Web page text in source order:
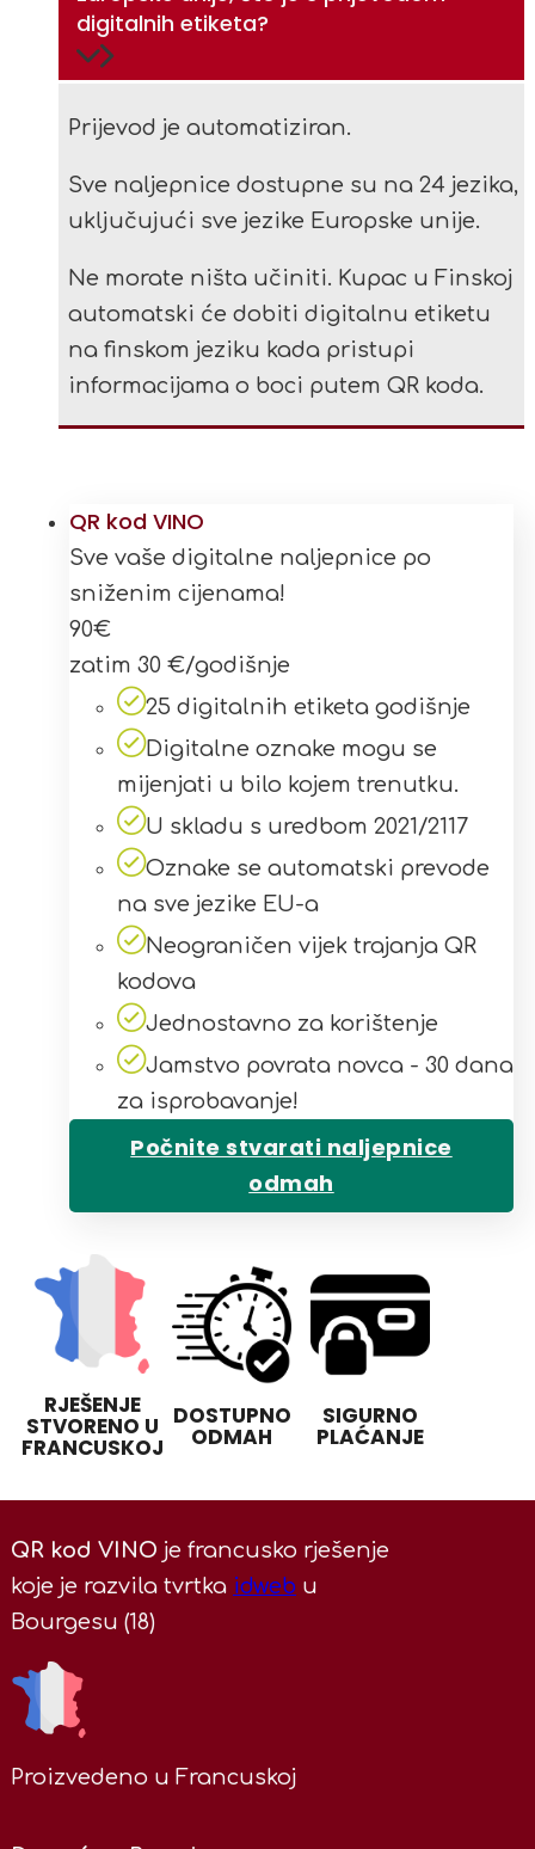
digitalnih etiketa?
Prijevod je automatiziran.
Sve naljepnice dostupne su na 24 jezika,
uključujući sve jezike Europske unije.
Ne morate ništa učiniti. Kupac u Finskoj
automatski će dobiti digitalnu etiketu
na finskom jeziku kada pristupi
informacijama o boci putem QR koda.
QR kod VINO
Sve vaše digitalne naljepnice po
sniženim cijenama!
90€
zatim 30 €/godišnje
25 digitalnih etiketa godišnje
Digitalne oznake mogu se
mijenjati u bilo kojem trenutku.
U skladu s uredbom 2021/2117
Oznake se automatski prevode
na sve jezike EU-a
Neograničen vijek trajanja QR
kodova
Jednostavno za korištenje
Jamstvo povrata novca - 30 dana
za isprobavanje!
Počnite stvarati naljepnice
odmah
RJEŠENJE
STVORENO U
FRANCUSKOJ
DOSTUPNO
ODMAH
SIGURNO
PLAĆANJE
QR kod VINO je francusko rješenje
koje je razvila tvrtka idweb u
Bourgesu (18)
Proizvedeno u Francuskoj